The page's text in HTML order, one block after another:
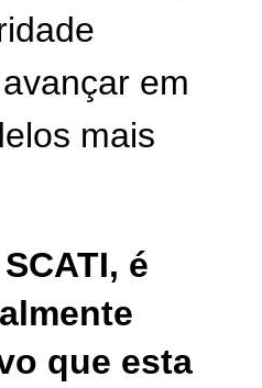
em
mais
é
que esta